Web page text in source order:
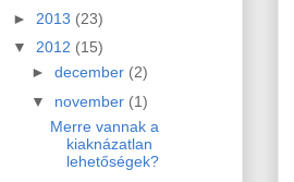
► 2013 (23)
▼ 2012 (15)
► december (2)
▼ november (1)
Merre vannak a
kiaknázatlan
lehetőségek?